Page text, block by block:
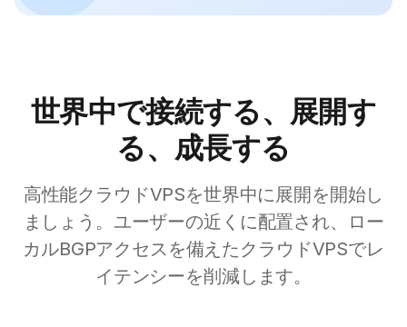
世界中で接続する、展開す
る、成長する
高性能クラウドVPSを世界中に展開を開始し
ましょう。ユーザーの近くに配置され、ロー
カルBGPアクセスを備えたクラウドVPSでレ
イテンシーを削減します。